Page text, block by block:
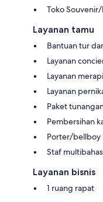
Toko
Layanan tamu
Bantuan tur
Layanan
Layanan
Layanan
Paket
Pembersihan
Porter/bellboy
Staf
Layanan bisnis
1 ruang rapat